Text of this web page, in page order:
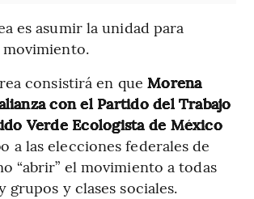
es asumir la unidad para
consistirá en que Morena
con el Partido del Trabajo
Verde Ecologista de México
a las elecciones federales de
“abrir” el movimiento a todas
grupos y clases sociales.